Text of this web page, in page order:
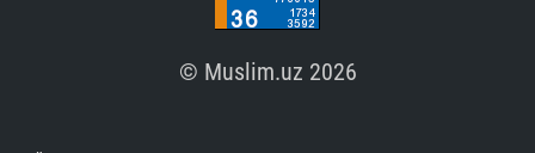
© Muslim.uz 2026